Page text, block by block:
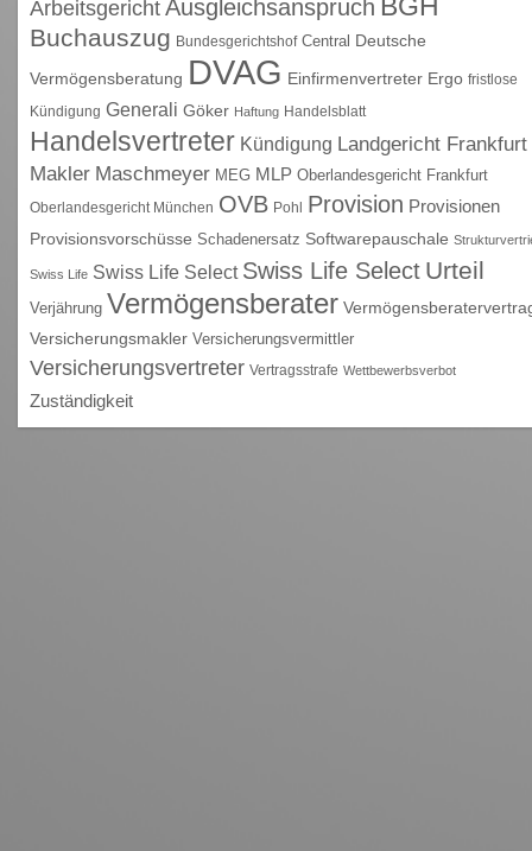
Arbeitsgericht Ausgleichsanspruch BGH
Buchauszug Bundesgerichtshof Central Deutsche
Vermögensberatung DVAG Einfirmenvertreter Ergo fristlose
Kündigung Generali Göker Haftung Handelsblatt
Handelsvertreter Kündigung Landgericht Frankfurt
Makler Maschmeyer MEG MLP Oberlandesgericht Frankfurt
Oberlandesgericht München OVB Pohl Provision Provisionen
Provisionsvorschüsse Schadenersatz Softwarepauschale
Swiss Life Swiss Life Select Swiss Life Select Urteil
Verjährung Vermögensberater
Versicherungsmakler Versicherungsvermittler
Versicherungsvertreter Vertragsstrafe Wettbewerbsverbot
Zuständigkeit